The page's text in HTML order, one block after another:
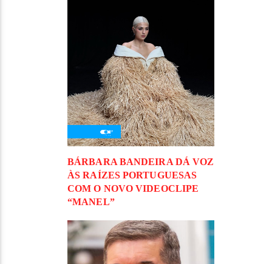
BÁRBARA BANDEIRA DÁ VOZ
ÀS RAÍZES PORTUGUESAS
COM O NOVO VIDEOCLIPE
“MANEL”